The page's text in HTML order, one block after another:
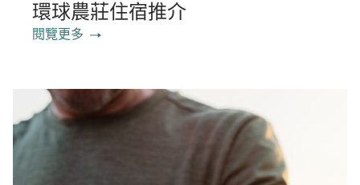
環球農莊住宿推介
閱覽更多